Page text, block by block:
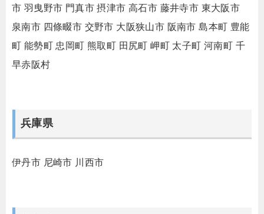
市 羽曳野市 門真市 摂津市 高石市 藤井寺市 東大阪市
泉南市 四條畷市 交野市 大阪狭山市 阪南市 島本町 豊能
町 能勢町 忠岡町 熊取町 田尻町 岬町 太子町 河南町 千
早赤阪村
兵庫県
伊丹市 尼崎市 川西市